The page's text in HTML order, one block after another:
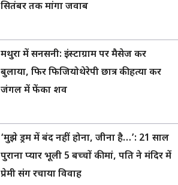
सितंबर तक मांगा जवाब
मथुरा में सनसनी: इंस्टाग्राम पर मैसेज कर
बुलाया, फिर फिजियोथेरेपी छात्र की हत्या कर
जंगल में फेंका शव
‘मुझे ड्रम में बंद नहीं होना, जीना है…’: 21 साल
पुराना प्यार भूली 5 बच्चों की मां, पति ने मंदिर में
प्रेमी संग रचाया विवाह